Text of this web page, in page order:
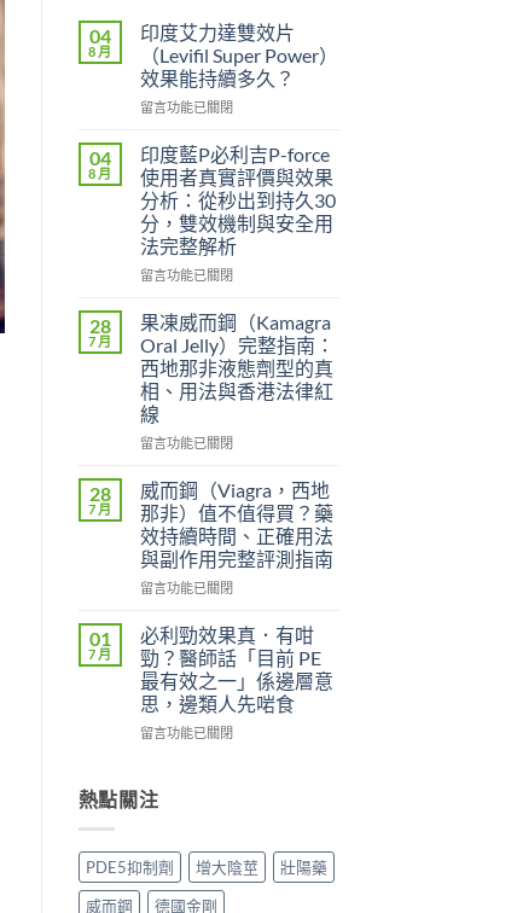
04
8 月
印度艾力達雙效片
（Levifil Super Power）
效果能持續多久？
在
度
艾
力
達
雙
效
片
Super
Power）
效
果
能
持
續
中
留言功能已關閉
04
8 月
印度藍P必利吉P-force
使用者真實評價與效果
分析：從秒出到持久30
分，雙效機制與安全用
法完整解析
在
度
藍
P
必
利
吉
P-
用
者
真
實
評
與
效
果
分
析：
從
到
持
30
分，
雙
留言功能已關閉
28
7 月
果凍威而鋼（Kamagra
Oral Jelly）完整指南：
西地那非液態劑型的真
相、用法與香港法律紅
線
在
凍
威
而
鋼
（Kamagra
Oral
完
整
指
南：
西
地
液
態
型
的
真
留言功能已關閉
28
7 月
威而鋼（Viagra，西地
那非）值不值得買？藥
效持續時間、正確用法
與副作用完整評測指南
在
而
鋼
（Viagra，
西
地
那
不
值
買？
藥
效
留言功能已關閉
01
7 月
必利勁效果真．有咁
勁？醫師話「目前 PE
最有效之一」係邊層意
思，邊類人先啱食
在
勁
效
真．
有
咁
留言功能已關閉
熱點關注
PDE5抑制劑 增大陰莖
壯陽藥
威而鋼
德國金剛